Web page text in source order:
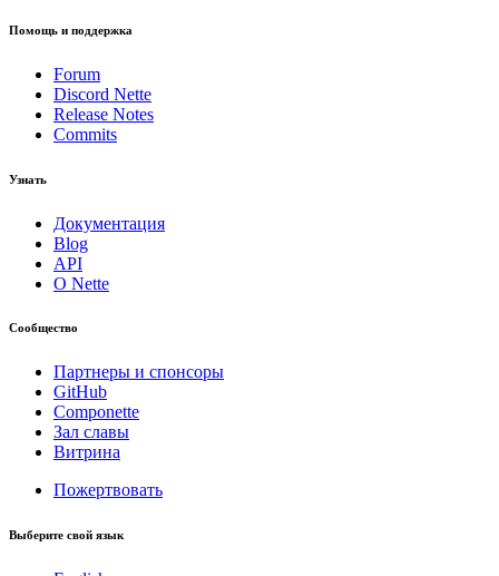
Помощь и поддержка
Forum
Discord Nette
Release Notes
Commits
Узнать
Документация
Blog
API
О Nette
Сообщество
Партнеры и спонсоры
GitHub
Componette
Зал славы
Витрина
Пожертвовать
Выберите свой язык